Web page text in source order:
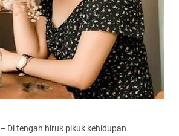
– Di tengah hiruk pikuk kehidupan